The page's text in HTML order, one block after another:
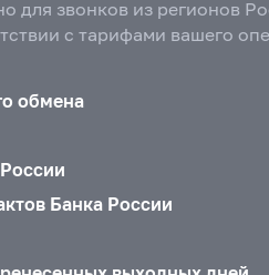
для звонков из регионов
с тарифами вашего
обмена
Банка России